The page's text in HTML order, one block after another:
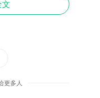
，情况果如自己爱人
，将夫妻俩都扶了下
更多人